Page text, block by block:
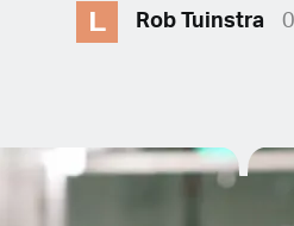
L Rob Tuinstra